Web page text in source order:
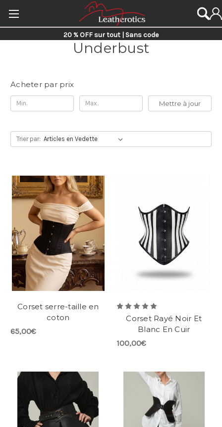
20 % OFF sur tout | Sans code
Underbust
Acheter par prix
Mettre à jour
Trier par:
Corset serre-taille en
coton
65,00€
Corset Rayé Noir Et
Blanc En Cuir
100,00€